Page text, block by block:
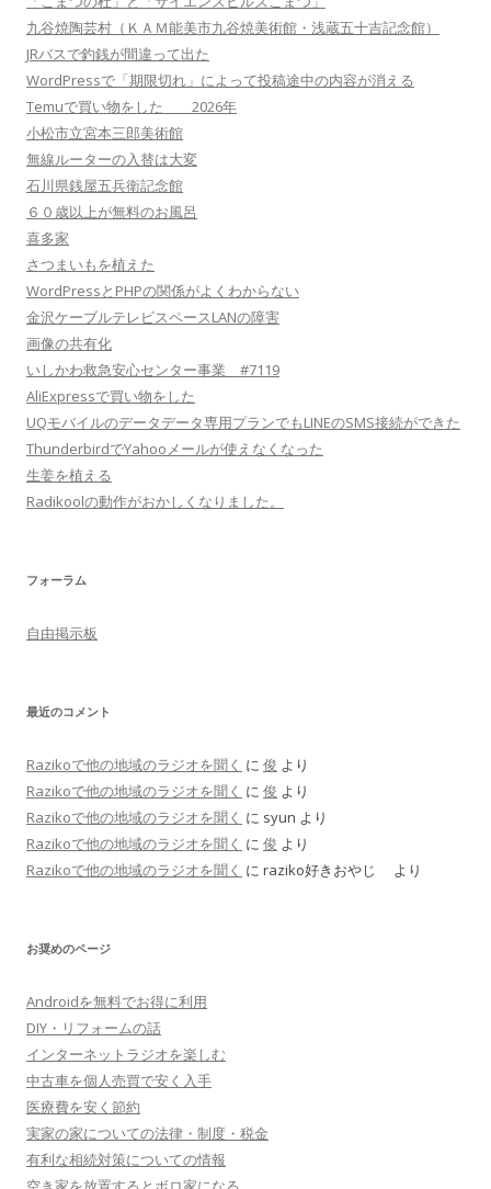
九谷焼陶芸村（ＫＡＭ能美市九谷焼美術館・浅蔵五十吉記念館）
JRバスで釣銭が間違って出た
WordPressで「期限切れ」によって投稿途中の内容が消える
Temuで買い物をした 2026年
小松市立宮本三郎美術館
無線ルーターの入替は大変
石川県銭屋五兵衛記念館
６０歳以上が無料のお風呂
喜多家
さつまいもを植えた
WordPressとPHPの関係がよくわからない
金沢ケーブルテレビスペースLANの障害
画像の共有化
いしかわ救急安心センター事業 #7119
AliExpressで買い物をした
UQモバイルのデータデータ専用プランでもLINEのSMS接続ができた
ThunderbirdでYahooメールが使えなくなった
生姜を植える
Radikoolの動作がおかしくなりました。
フォーラム
自由掲示板
最近のコメント
Razikoで他の地域のラジオを聞く に 俊 より
Razikoで他の地域のラジオを聞く に 俊 より
Razikoで他の地域のラジオを聞く に syun より
Razikoで他の地域のラジオを聞く に 俊 より
Razikoで他の地域のラジオを聞く に raziko好きおやじ より
お奨めのページ
Androidを無料でお得に利用
DIY・リフォームの話
インターネットラジオを楽しむ
中古車を個人売買で安く入手
医療費を安く節約
実家の家についての法律・制度・税金
有利な相続対策についての情報